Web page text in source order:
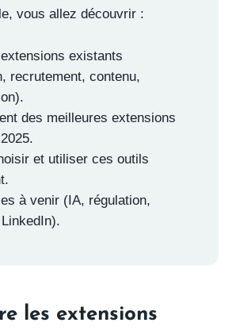
vous allez découvrir :
existants
recrutement, contenu,
des meilleures extensions
et utiliser ces outils
à venir (IA, régulation,
les extensions